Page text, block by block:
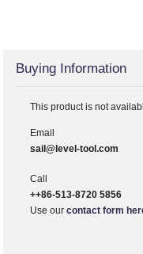
Buying Information
This product is not
Email
sail@level-tool.com
Call
++86-513-8720 5856
Use ourcontact form